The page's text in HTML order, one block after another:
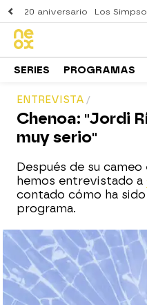
20 aniversario Los
SERIES PROGRAMAS
ENTREVISTA
Chenoa: "Jordi
muy serio"
Después de su
hemos entrevistado a
contado cómo ha sido
programa.